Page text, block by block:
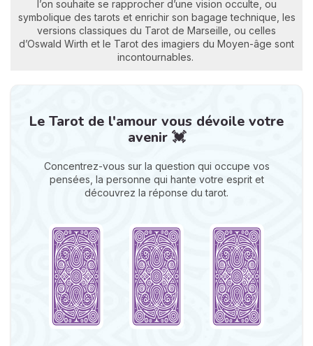
l’on souhaite se rapprocher d’une vision occulte, ou
symbolique des tarots et enrichir son bagage technique, les
versions classiques du Tarot de Marseille, ou celles
d’Oswald Wirth et le Tarot des imagiers du Moyen-âge sont
incontournables.
Le Tarot de l'amour vous dévoile votre
avenir 💓
Concentrez-vous sur la question qui occupe vos
pensées, la personne qui hante votre esprit et
découvrez la réponse du tarot.